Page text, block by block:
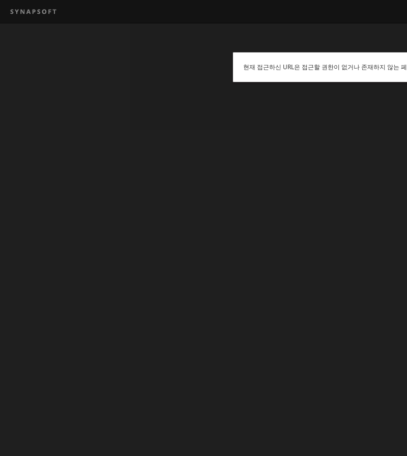
현재 접근하신 URL은 접근할 권한이 없거나 존재하지 않는